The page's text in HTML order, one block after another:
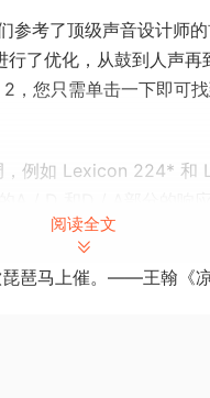
考了顶级声音设计师
了优化，从鼓到人声
您只需单击一下即可找
例如 Lexicon 224* 和
能力。
的。您可以自由控制
阅读全文
琶马上催。——王翰《凉